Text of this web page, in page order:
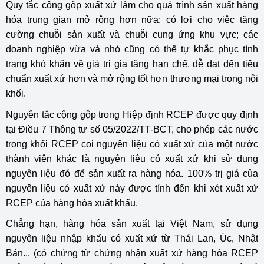
Quy tắc cộng gộp xuất xứ làm cho quá trình sản xuất hàng
hóa trung gian mở rộng hơn nữa; có lợi cho việc tăng
cường chuỗi sản xuất và chuỗi cung ứng khu vực; các
doanh nghiệp vừa và nhỏ cũng có thể tự khắc phục tình
trạng khó khăn về giá trị gia tăng hạn chế, dễ đạt đến tiêu
chuẩn xuất xứ hơn và mở rộng tốt hơn thương mại trong nội
khối.
Nguyên tắc cộng gộp trong Hiệp định RCEP được quy định
tại Điều 7 Thông tư số 05/2022/TT-BCT, cho phép các nước
trong khối RCEP coi nguyên liệu có xuất xứ của một nước
thành viên khác là nguyên liệu có xuất xứ khi sử dụng
nguyên liệu đó để sản xuất ra hàng hóa. 100% trị giá của
nguyên liệu có xuất xứ này được tính đến khi xét xuất xứ
RCEP của hàng hóa xuất khẩu.
Chẳng hạn, hàng hóa sản xuất tại Việt Nam, sử dụng
nguyên liệu nhập khẩu có xuất xứ từ Thái Lan, Úc, Nhật
Bản... (có chứng từ chứng nhận xuất xứ hàng hóa RCEP